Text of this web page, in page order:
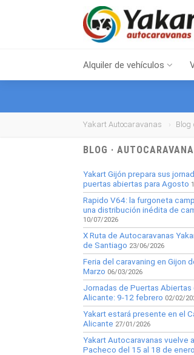
Alquiler de vehículos
Yakart Autocaravanas Blog
BLOG ·
Yakart Gijón prepara sus
puertas abiertas para Agosto
Rapido V64: la furgoneta
una distribución inédita de
10/07/2026
X Ruta de Autocaravanas
de Santiago 23/06/2026
Feria del caravaning en Gijon
Marzo 06/03/2026
Jornadas de Puertas Abiertas
Alicante: 9-12 febrero 02/02/
Yakart estará presente en el
Alicante 27/01/2026
Yakart Autocaravanas vuelve
Pacheco del 15 al 18 de enero